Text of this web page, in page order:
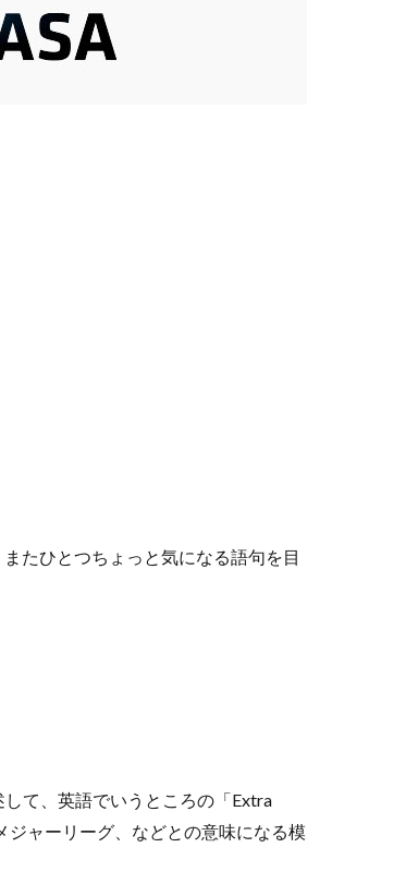
たひとつちょっと気になる語句を目
て、英語でいうところの「Extra
ャーリーグ、などとの意味になる模